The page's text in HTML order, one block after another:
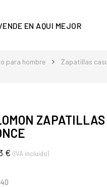
EN AQUI MEJOR
para hombre Zapatillas
€ (IVA incluido)